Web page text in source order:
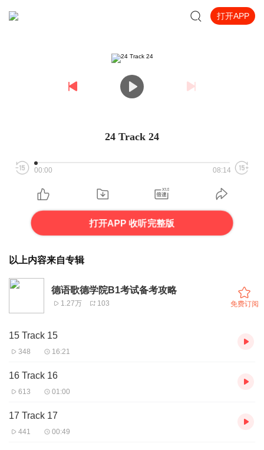
打开APP
24 Track 24
00:00 08:14
打开APP 收听完整版
以上内容来自专辑
德语歌德学院B1考试备考攻略
1.27万 103 免费订阅
15 Track 15
348 16:21
16 Track 16
613 01:00
17 Track 17
441 00:49